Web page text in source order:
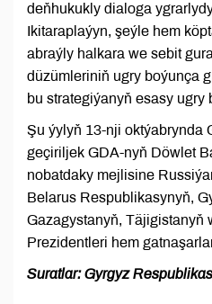
deňhukukly dialoga
Ikitaraplaýyn, şeýle hem
abraýly halkara we sebit
düzümleriniň ugry boýunça
bu strategiýanyň esasy ugry
Şu ýylyň 13-nji oktýabrynda
geçiriljek GDA-nyň Döwlet
nobatdaky mejlisine
Belarus Respublikasynyň,
Gazagystanyň, Täjigistanyň
Prezidentleri hem
Suratlar: Gyrgyz